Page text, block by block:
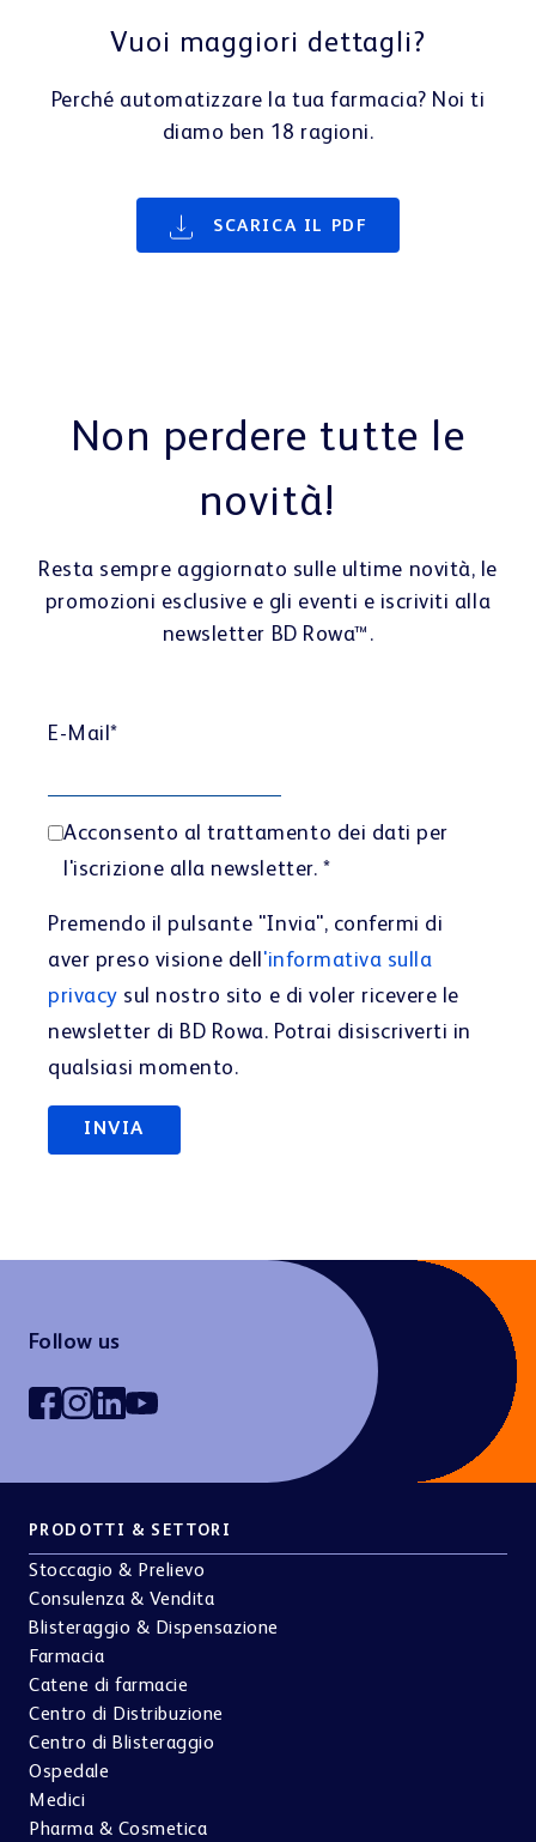
Vuoi maggiori dettagli?
Perché automatizzare la tua farmacia? Noi ti
diamo ben 18 ragioni.
SCARICA IL PDF
Non perdere tutte le
novità!
Resta sempre aggiornato sulle ultime novità, le
promozioni esclusive e gli eventi e iscriviti alla
newsletter BD Rowa™.
E-Mail*
Acconsento al trattamento dei dati per
l'iscrizione alla newsletter. *
Premendo il pulsante "Invia", confermi di
aver preso visione dell 'informativa sulla
privacy sul nostro sito e di voler ricevere le
newsletter di BD Rowa. Potrai disiscriverti in
qualsiasi momento.
Follow us
PRODOTTI & SETTORI
Stoccagio & Prelievo
Consulenza & Vendita
Blisteraggio & Dispensazione
Farmacia
Catene di farmacie
Centro di Distribuzione
Centro di Blisteraggio
Ospedale
Medici
Pharma & Cosmetica